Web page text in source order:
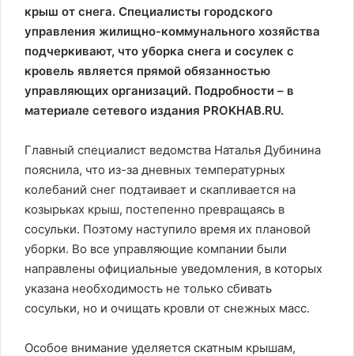
крыш от снега. Специалисты городского
управления жилищно-коммунального хозяйства
подчеркивают, что уборка снега и сосулек с
кровель является прямой обязанностью
управляющих организаций. Подробности – в
материале сетевого издания PROKHAB.RU.
Главный специалист ведомства Наталья Дубинина
пояснила, что из-за дневных температурных
колебаний снег подтаивает и скапливается на
козырьках крыш, постепенно превращаясь в
сосульки. Поэтому наступило время их плановой
уборки. Во все управляющие компании были
направлены официальные уведомления, в которых
указана необходимость не только сбивать
сосульки, но и очищать кровли от снежных масс.
Особое внимание уделяется скатным крышам,